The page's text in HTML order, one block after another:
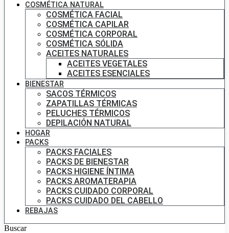
COSMÉTICA NATURAL
COSMÉTICA FACIAL
COSMÉTICA CAPILAR
COSMÉTICA CORPORAL
COSMÉTICA SÓLIDA
ACEITES NATURALES
ACEITES VEGETALES
ACEITES ESENCIALES
BIENESTAR
SACOS TÉRMICOS
ZAPATILLAS TÉRMICAS
PELUCHES TÉRMICOS
DEPILACIÓN NATURAL
HOGAR
PACKS
PACKS FACIALES
PACKS DE BIENESTAR
PACKS HIGIENE ÍNTIMA
PACKS AROMATERAPIA
PACKS CUIDADO CORPORAL
PACKS CUIDADO DEL CABELLO
REBAJAS
Buscar